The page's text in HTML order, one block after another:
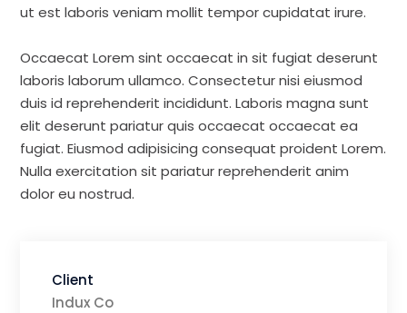
ut est laboris veniam mollit tempor cupidatat irure.
Occaecat Lorem sint occaecat in sit fugiat deserunt
laboris laborum ullamco. Consectetur nisi eiusmod
duis id reprehenderit incididunt. Laboris magna sunt
elit deserunt pariatur quis occaecat occaecat ea
fugiat. Eiusmod adipisicing consequat proident Lorem.
Nulla exercitation sit pariatur reprehenderit anim
dolor eu nostrud.
Client
Indux Co